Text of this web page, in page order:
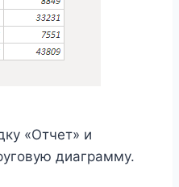
«Отчет» и
диаграмму.